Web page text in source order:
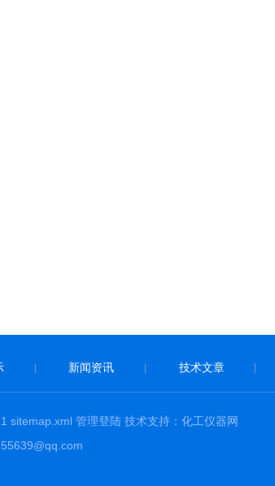
新闻资讯 技术文章
sitemap.xml 管理登陆技术支持： 化工仪器网